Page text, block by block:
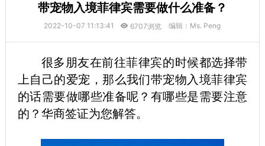
带宠物入境菲律宾需要做什么准备？
2022-10-07 11:13:41 6707浏览 编辑：Ms. Peng
很多朋友在前往菲律宾的时候都选择带
上自己的爱宠，那么我们带宠物入境菲律宾
的话需要做哪些准备呢？有哪些是需要注意
的？华商签证为您解答。